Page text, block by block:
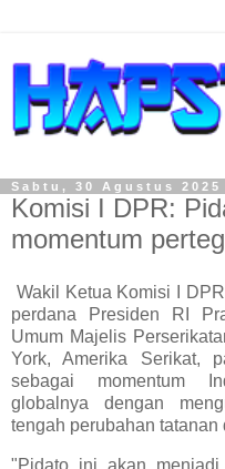
Sabtu, 30 Agustus 2025
Komisi I DPR:
momentum
Wakil Ketua Komisi I DPR
perdana Presiden RI
Umum Majelis
York, Amerika Serikat,
sebagai momentum
globalnya dengan
tengah perubahan tatanan
"Pidato ini akan menjadi